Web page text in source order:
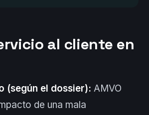
al cliente en
(según el dossier): AMVO
de una mala